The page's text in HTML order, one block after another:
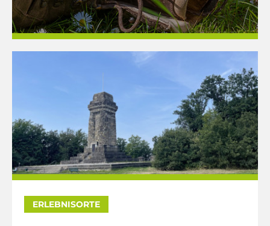
ERLEBNISORTE